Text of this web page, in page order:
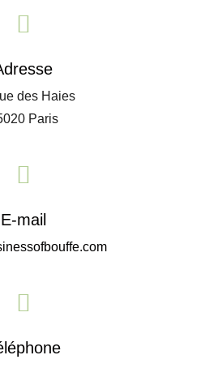

des Haies
Paris

E-mail
